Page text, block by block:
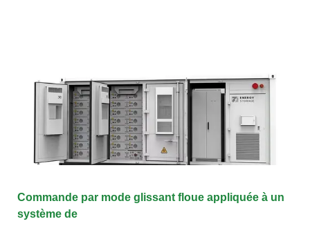
Commande par mode glissant floue appliquée à un
système de